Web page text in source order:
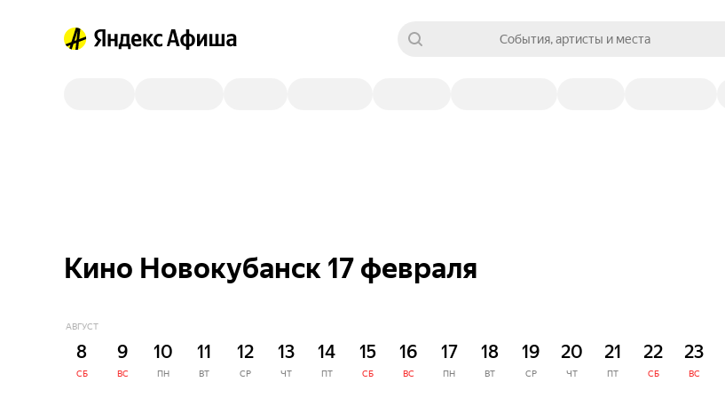
События, артисты и места
Кино Новокубанск 17 февраля
АВГУСТ
8
СБ
9
ВС
10
ПН
11
ВТ
12
СР
13
ЧТ
14
ПТ
15
СБ
16
ВС
17
ПН
18
ВТ
19
СР
20
ЧТ
21
ПТ
22
СБ
23
ВС